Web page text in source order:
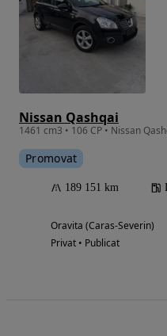
Nissan Qashqai
1461 cm3 • 106 CP • Nissan
Promovat
189 151 km
Oravita (Caras-Severin)
Privat • Publicat